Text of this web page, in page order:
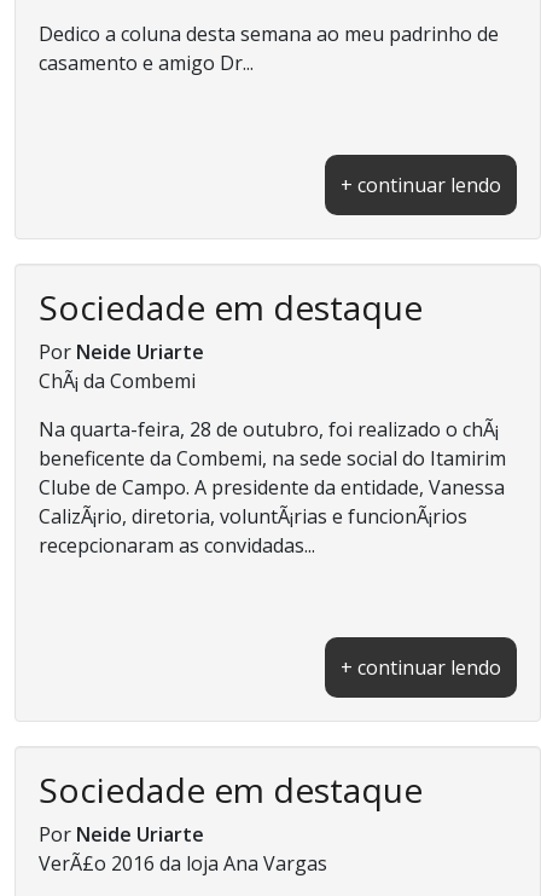
Dedico a coluna desta semana ao meu padrinho de
casamento e amigo Dr...
+ continuar lendo
Sociedade em destaque
Por Neide Uriarte
ChÃ¡ da Combemi
Na quarta-feira, 28 de outubro, foi realizado o chÃ¡
beneficente da Combemi, na sede social do Itamirim
Clube de Campo. A presidente da entidade, Vanessa
CalizÃ¡rio, diretoria, voluntÃ¡rias e funcionÃ¡rios
recepcionaram as convidadas...
+ continuar lendo
Sociedade em destaque
Por Neide Uriarte
VerÃ£o 2016 da loja Ana Vargas